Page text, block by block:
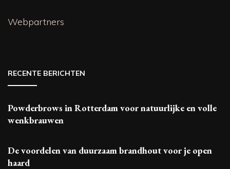
Webpartners
RECENTE BERICHTEN
Powderbrows in Rotterdam voor natuurlijke en volle
wenkbrauwen
De voordelen van duurzaam brandhout voor je open
haard